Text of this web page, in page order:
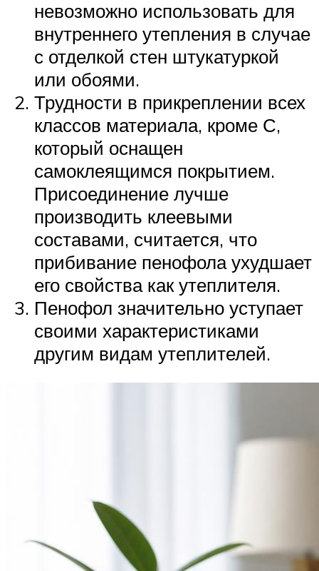
невозможно использовать для
внутреннего утепления в случае
с отделкой стен штукатуркой
или обоями.
Трудности в прикреплении всех
классов материала, кроме С,
который оснащен
самоклеящимся покрытием.
Присоединение лучше
производить клеевыми
составами, считается, что
прибивание пенофола ухудшает
его свойства как утеплителя.
Пенофол значительно уступает
своими характеристиками
другим видам утеплителей.